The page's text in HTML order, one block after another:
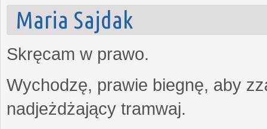
Maria Sajdak
Skręcam w prawo.
Wychodzę, prawie biegnę, aby
nadjeżdżający tramwaj.